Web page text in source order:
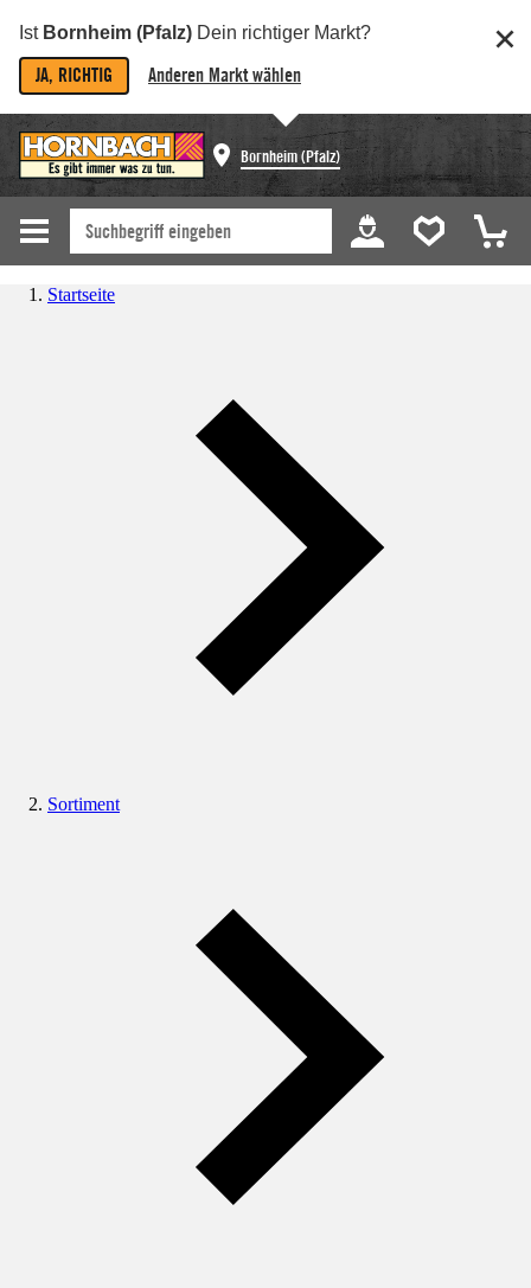
Ist Bornheim (Pfalz) Dein richtiger Markt?
JA, RICHTIG Anderen Markt wählen
Bornheim (Pfalz)
Startseite
Sortiment